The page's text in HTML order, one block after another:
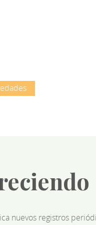
nuevos registros